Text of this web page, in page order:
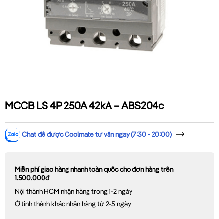
MCCB LS 4P 250A 42kA – ABS204c
Chat để được Coolmate tư vấn ngay (7:30 - 20:00)
Miễn phí giao hàng nhanh toàn quốc cho đơn hàng trên
1.500.000đ
Nội thành HCM nhận hàng trong 1-2 ngày
Ở tỉnh thành khác nhận hàng từ 2-5 ngày